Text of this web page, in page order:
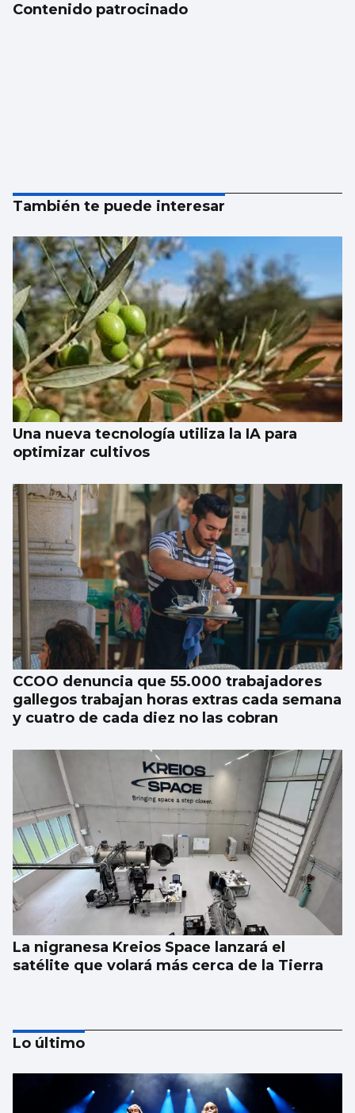
Contenido patrocinado
También te puede interesar
Una nueva tecnología utiliza la IA para
optimizar cultivos
CCOO denuncia que 55.000 trabajadores
gallegos trabajan horas extras cada semana
y cuatro de cada diez no las cobran
La nigranesa Kreios Space lanzará el
satélite que volará más cerca de la Tierra
Lo último